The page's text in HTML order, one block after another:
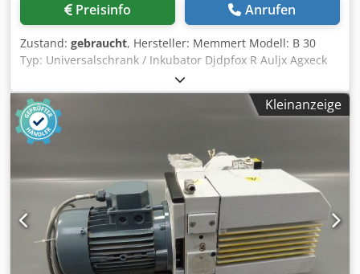
Preisinfo Anrufen
Zustand: gebraucht, Hersteller: Memmert Modell: B 30
Typ: Universalschrank / Inkubator Djdpfox R Auljx Agxeck
Maximale Temperatur: 70°C Leistung: 800 W
Gesamtvolumen: 48 l Innenmaße: 380 x 300 x 380 mm
Kleinanzeige